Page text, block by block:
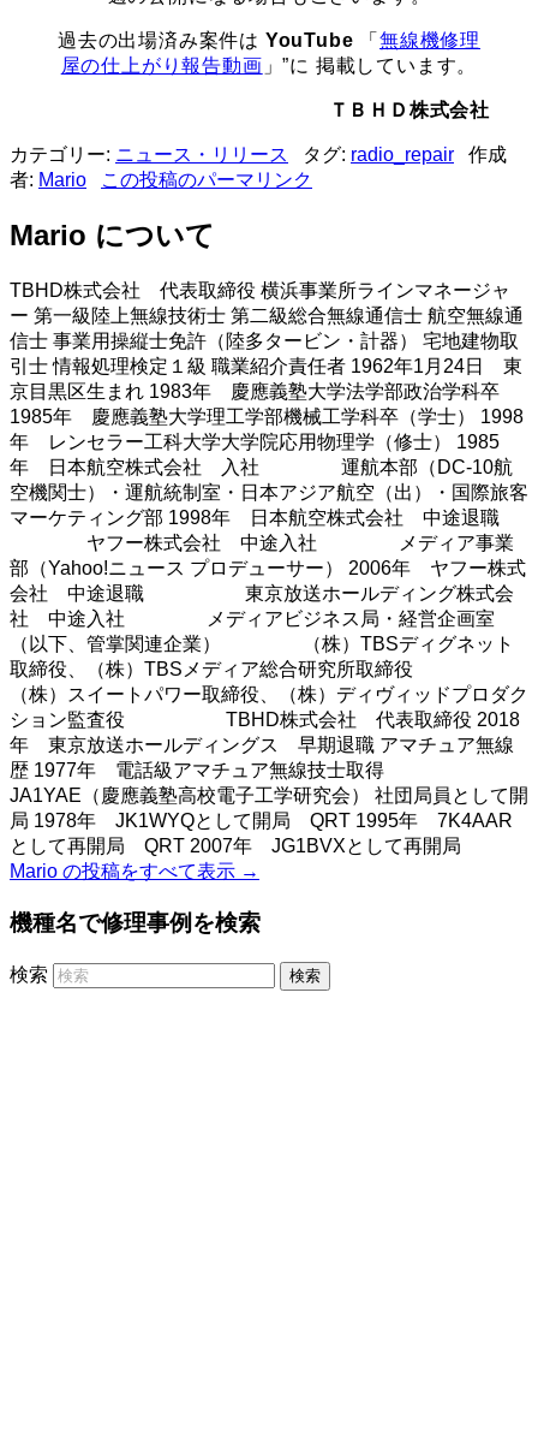
過去の出場済み案件は YouTube 「無線機修理
屋の仕上がり報告動画 」”に 掲載しています。
ＴＢＨＤ株式会社
カテゴリー: ニュース・リリース タグ: radio_repair 作成
者: Mario この投稿のパーマリンク
Mario について
TBHD株式会社 代表取締役 横浜事業所ラインマネージャ
ー 第一級陸上無線技術士 第二級総合無線通信士 航空無線通
信士 事業用操縦士免許（陸多タービン・計器） 宅地建物取
引士 情報処理検定１級 職業紹介責任者 1962年1月24日 東
京目黒区生まれ 1983年 慶應義塾大学法学部政治学科卒
1985年 慶應義塾大学理工学部機械工学科卒（学士） 1998
年 レンセラー工科大学大学院応用物理学（修士） 1985
年 日本航空株式会社 入社 運航本部（DC-10航
空機関士）・運航統制室・日本アジア航空（出）・国際旅客
マーケティング部 1998年 日本航空株式会社 中途退職
ヤフー株式会社 中途入社 メディア事業
部（Yahoo!ニュース プロデューサー） 2006年 ヤフー株式
会社 中途退職 東京放送ホールディング株式会
社 中途入社 メディアビジネス局・経営企画室
（以下、管掌関連企業） （株）TBSディグネット
取締役、（株）TBSメディア総合研究所取締役
（株）スイートパワー取締役、（株）ディヴィッドプロダク
ション監査役 TBHD株式会社 代表取締役 2018
年 東京放送ホールディングス 早期退職 アマチュア無線
歴 1977年 電話級アマチュア無線技士取得
JA1YAE（慶應義塾高校電子工学研究会） 社団局員として開
局 1978年 JK1WYQとして開局 QRT 1995年 7K4AAR
として再開局 QRT 2007年 JG1BVXとして再開局
Mario の投稿をすべて表示 →
機種名で修理事例を検索
検索